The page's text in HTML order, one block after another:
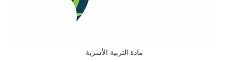
مادة التربية الأسرية